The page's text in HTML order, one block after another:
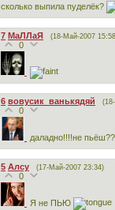
сколько выпила пуделёк?
7 МаЛЛаЯ (18-Май-2007
0
6 вовусик_ванькядяй
0
даладно!!!!не
5 Алсу (17-Май-2007 23:34)
0
Я не ПЬЮ